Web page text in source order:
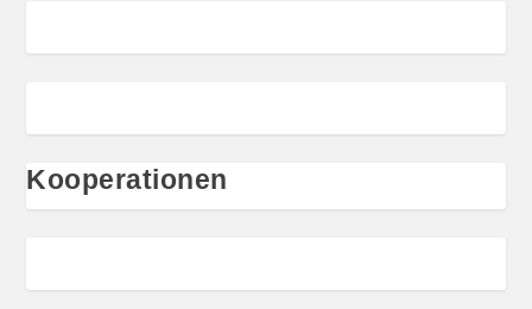
Kooperationen